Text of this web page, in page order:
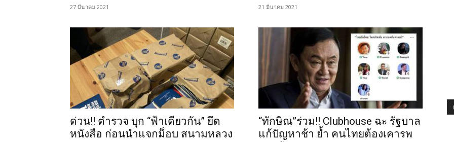
27 มีนาคม 2021 21 มีนาคม 2021
ด่วน!! ตำรวจ บุก “ฟ้าเดียวกัน” ยึด
หนังสือ ก่อนนำแจกม็อบ สนามหลวง
“ทักษิณ”ร่วม!! Clubhouse ฉะ รัฐบาล
แก้ปัญหาช้า ย้ำ คนไทยต้องเคารพ